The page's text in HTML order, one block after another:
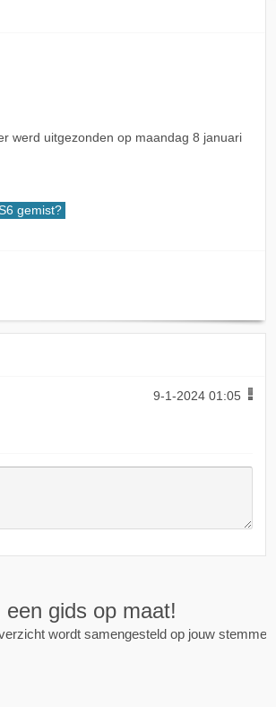
werd uitgezonden op maandag 8 januari
gemist?
9-1-2024 01:05
10 in de mail!
mail met jouw persoonlijke top tien zo vaak